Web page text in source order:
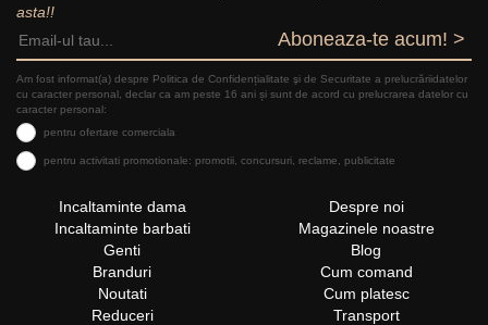
asta!!
Aboneaza-te acum! >
Am fost informat(a) despre Politica de Confidențialitate şi de Securitate a prelucrăriidatelor
cu caracter personal, declar ca am peste 16 ani și sunt de acord cu prelucrarea datelor cu
caracter personal:
pentru ofertare comerciala
pentru activitati promotionale: promotii, concursuri, reclame, publicitate
Incaltaminte dama
Incaltaminte barbati
Genti
Branduri
Noutati
Reduceri
Despre noi
Magazinele noastre
Blog
Cum comand
Cum platesc
Transport